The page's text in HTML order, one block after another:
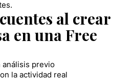
al crear
en una Free
análisis previo
la actividad real